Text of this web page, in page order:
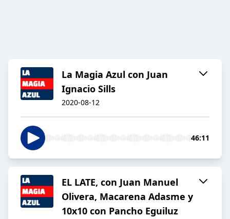
La Magia Azul con Juan
Ignacio Sills
2020-08-12
46:11
EL LATE, con Juan Manuel
Olivera, Macarena Adasme y
10x10 con Pancho Eguiluz